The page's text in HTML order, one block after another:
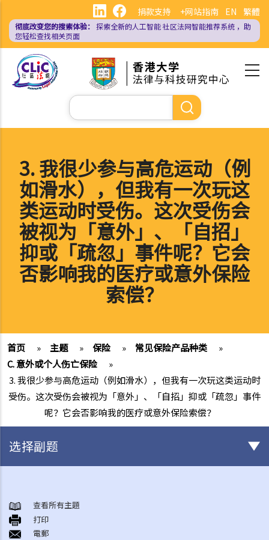
主
EN 繁體
捐款支持 +网站指南
彻底改变您的搜索体验： 探索全新的人工智能社区法网智能推荐系统 ，助
您轻松查找相关页面
搜
索
3. 我很少参与高危运动（例
如滑水），但我有一次玩这
类运动时受伤。这次受伤会
被视为「意外」、「自招」
抑或「疏忽」事件呢？它会
否影响我的医疗或意外保险
索偿？
首页 » 主题 » 保险 » 常见保险产品种类
»
C. 意外或个人伤亡保险
»
3. 我很少参与高危运动（例如滑水），但我有一次玩这类运动时
受伤。这次受伤会被视为「意外」、「自招」抑或「疏忽」事件
呢？它会否影响我的医疗或意外保险索偿？
选择副题
1. 投保人或保单持有人可能没有向保险公司披露所有个人资料。没有这
样的披露会导致索偿被拒绝吗？哪些重要事实必须披露？
2. 除上述问题外，若一些没有披露的资料与该项索偿无关（例如，我因
查看所有主題
打印
電郵